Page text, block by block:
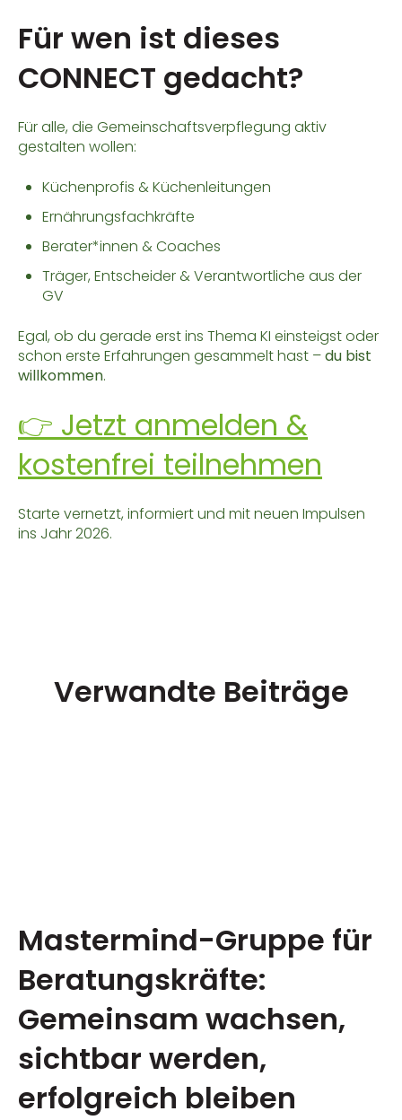
Für wen ist dieses
CONNECT gedacht?
Für alle, die Gemeinschaftsverpflegung aktiv
gestalten wollen:
Küchenprofis & Küchenleitungen
Ernährungsfachkräfte
Berater*innen & Coaches
Träger, Entscheider & Verantwortliche aus der
GV
Egal, ob du gerade erst ins Thema KI einsteigst oder
schon erste Erfahrungen gesammelt hast –du bist
willkommen.
👉 Jetzt anmelden &
kostenfrei teilnehmen
Starte vernetzt, informiert und mit neuen Impulsen
ins Jahr 2026.
Verwandte Beiträge
Mastermind-Gruppe für
Beratungskräfte:
Gemeinsam wachsen,
sichtbar werden,
erfolgreich bleiben